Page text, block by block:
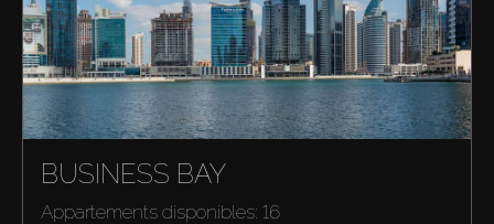
BUSINESS BAY
Appartements disponibles: 16